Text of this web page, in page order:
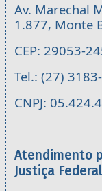
Av. Marechal
1.877, Monte
CEP: 29053-
Tel.: (27)
CNPJ:
Atendimento
Justiça Federal